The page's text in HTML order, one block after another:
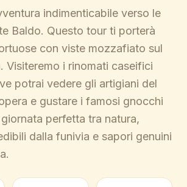
indimenticabile verso le
Baldo. Questo tour ti porterà
con viste mozzafiato sul
Visiteremo i rinomati caseifici
potrai vedere gli artigiani del
e gustare i famosi gnocchi
perfetta tra natura,
dalla funivia e sapori genuini